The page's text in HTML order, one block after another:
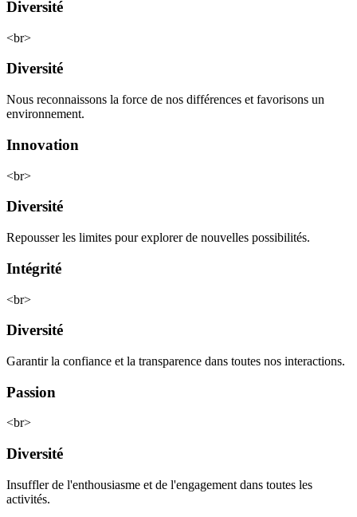
Diversité
<br>
Diversité
Nous reconnaissons la force de nos différences et favorisons un
environnement.
Innovation
<br>
Diversité
Repousser les limites pour explorer de nouvelles possibilités.
Intégrité
<br>
Diversité
Garantir la confiance et la transparence dans toutes nos interactions.
Passion
<br>
Diversité
Insuffler de l'enthousiasme et de l'engagement dans toutes les
activités.